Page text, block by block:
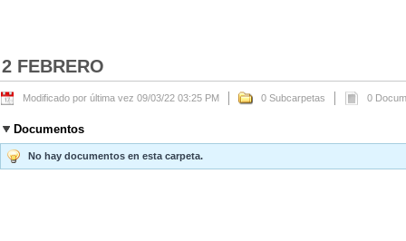
2 FEBRERO
Modificado por última vez 09/03/22 03:25 PM 0 Subcarpetas 0
Documentos
No hay documentos en esta carpeta.